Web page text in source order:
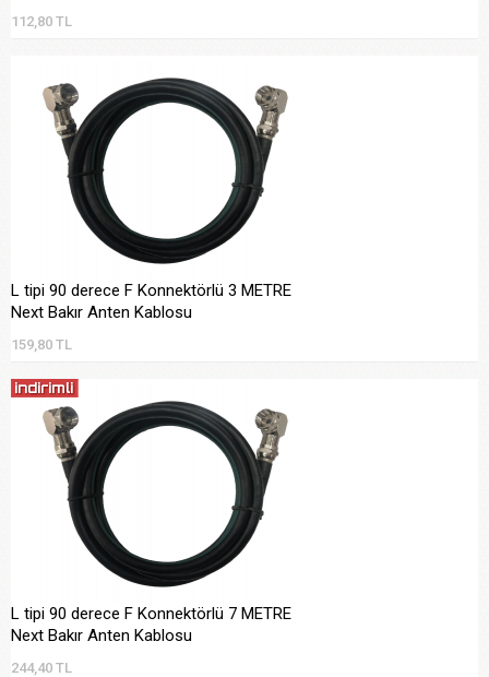
112,80 TL
L tipi 90 derece F Konnektörlü 3 METRE
Next Bakır Anten Kablosu
159,80 TL
L tipi 90 derece F Konnektörlü 7 METRE
Next Bakır Anten Kablosu
244,40 TL